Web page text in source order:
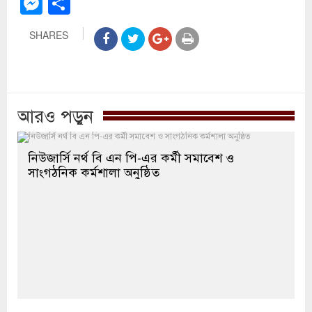
SHARES
আরও পড়ুন
নিউজার্সি নর্থ বি এন পি-এর কর্মী সমাবেশ ও
সাংগঠনিক কর্মশালা অনুষ্ঠিত